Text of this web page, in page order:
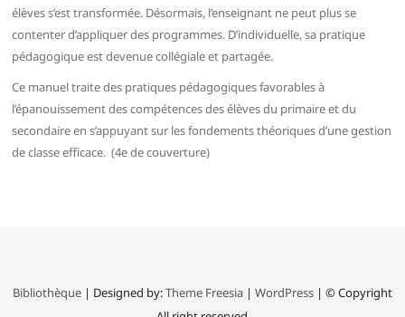
élèves s’est transformée. Désormais, l’enseignant ne peut plus se
contenter d’appliquer des programmes. D’individuelle, sa pratique
pédagogique est devenue collégiale et partagée.
Ce manuel traite des pratiques pédagogiques favorables à
l’épanouissement des compétences des élèves du primaire et du
secondaire en s’appuyant sur les fondements théoriques d’une gestion
de classe efficace. (4e de couverture)
Bibliothèque| Designed by:Theme Freesia| WordPress| © Copyright